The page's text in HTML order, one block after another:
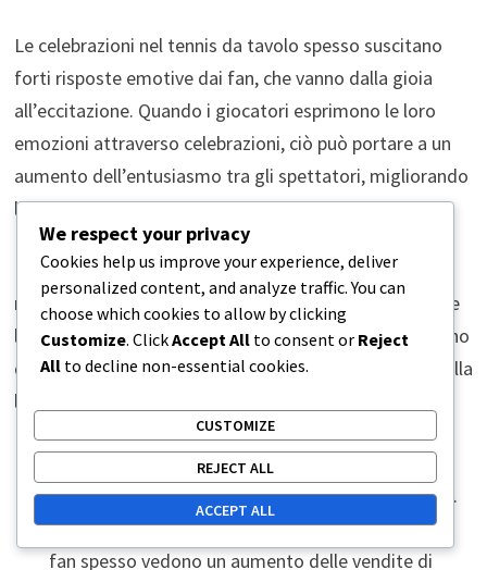
Le celebrazioni nel tennis da tavolo spesso suscitano
forti risposte emotive dai fan, che vanno dalla gioia
all’eccitazione. Quando i giocatori esprimono le loro
emozioni attraverso celebrazioni, ciò può portare a un
aumento dell’entusiasmo tra gli spettatori, migliorando
l’esperienza complessiva dell’evento.
I fan spesso condividono le loro reazioni sui social
media, creando un effetto a catena che può aumentare
la visibilità dello sport. Celebrazioni memorabili possono
diventare iconiche, portando a un impatto duraturo sulla
lealtà e sul coinvolgimento dei fan.
Le celebrazioni gioiose possono portare a un
aumento delle vendite di biglietti per eventi futuri.
I giocatori che si connettono emotivamente con i
fan spesso vedono un aumento delle vendite di
We respect your privacy
Cookies help us improve your experience, deliver
personalized content, and analyze traffic. You can
choose which cookies to allow by clicking
Customize. ClickAccept All to consent or Reject
All to decline non-essential cookies.
CUSTOMIZE
REJECT ALL
ACCEPT ALL